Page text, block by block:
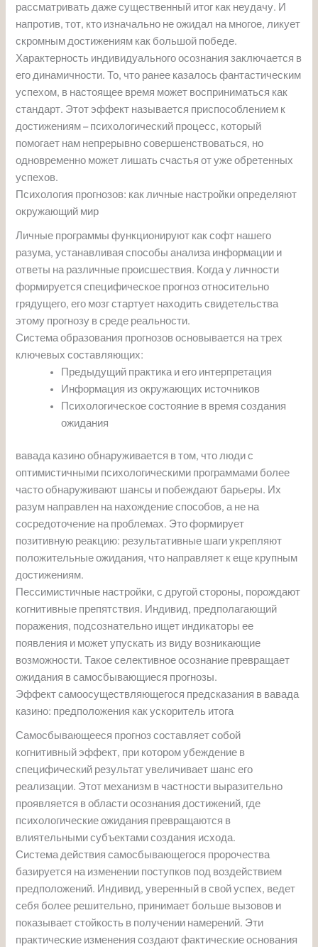
рассматривать даже существенный итог как неудачу. И
напротив, тот, кто изначально не ожидал на многое, ликует
скромным достижениям как большой победе.
Характерность индивидуального осознания заключается в
его динамичности. То, что ранее казалось фантастическим
успехом, в настоящее время может восприниматься как
стандарт. Этот эффект называется приспособлением к
достижениям – психологический процесс, который
помогает нам непрерывно совершенствоваться, но
одновременно может лишать счастья от уже обретенных
успехов.
Психология прогнозов: как личные настройки определяют
окружающий мир
Личные программы функционируют как софт нашего
разума, устанавливая способы анализа информации и
ответы на различные происшествия. Когда у личности
формируется специфическое прогноз относительно
грядущего, его мозг стартует находить свидетельства
этому прогнозу в среде реальности.
Система образования прогнозов основывается на трех
ключевых составляющих:
Предыдущий практика и его интерпретация
Информация из окружающих источников
Психологическое состояние в время создания
ожидания
вавада казино обнаруживается в том, что люди с
оптимистичными психологическими программами более
часто обнаруживают шансы и побеждают барьеры. Их
разум направлен на нахождение способов, а не на
сосредоточение на проблемах. Это формирует
позитивную реакцию: результативные шаги укрепляют
положительные ожидания, что направляет к еще крупным
достижениям.
Пессимистичные настройки, с другой стороны, порождают
когнитивные препятствия. Индивид, предполагающий
поражения, подсознательно ищет индикаторы ее
появления и может упускать из виду возникающие
возможности. Такое селективное осознание превращает
ожидания в самосбывающиеся прогнозы.
Эффект самоосуществляющегося предсказания в вавада
казино: предположения как ускоритель итога
Самосбывающееся прогноз составляет собой
когнитивный эффект, при котором убеждение в
специфический результат увеличивает шанс его
реализации. Этот механизм в частности выразительно
проявляется в области осознания достижений, где
психологические ожидания превращаются в
влиятельными субъектами создания исхода.
Система действия самосбывающегося пророчества
базируется на изменении поступков под воздействием
предположений. Индивид, уверенный в свой успех, ведет
себя более решительно, принимает больше вызовов и
показывает стойкость в получении намерений. Эти
практические изменения создают фактические основания